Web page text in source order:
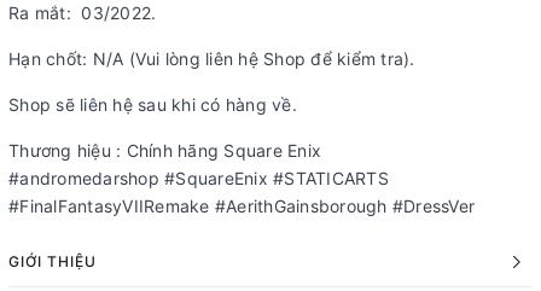
Ra mắt: 03/2022.
Hạn chốt: N/A (Vui lòng liên hệ Shop để kiểm tra).
Shop sẽ liên hệ sau khi có hàng về.
Thương hiệu : Chính hãng Square Enix
#andromedarshop #SquareEnix #STATICARTS
#FinalFantasyVIIRemake #AerithGainsborough #DressVer
GIỚI THIỆU